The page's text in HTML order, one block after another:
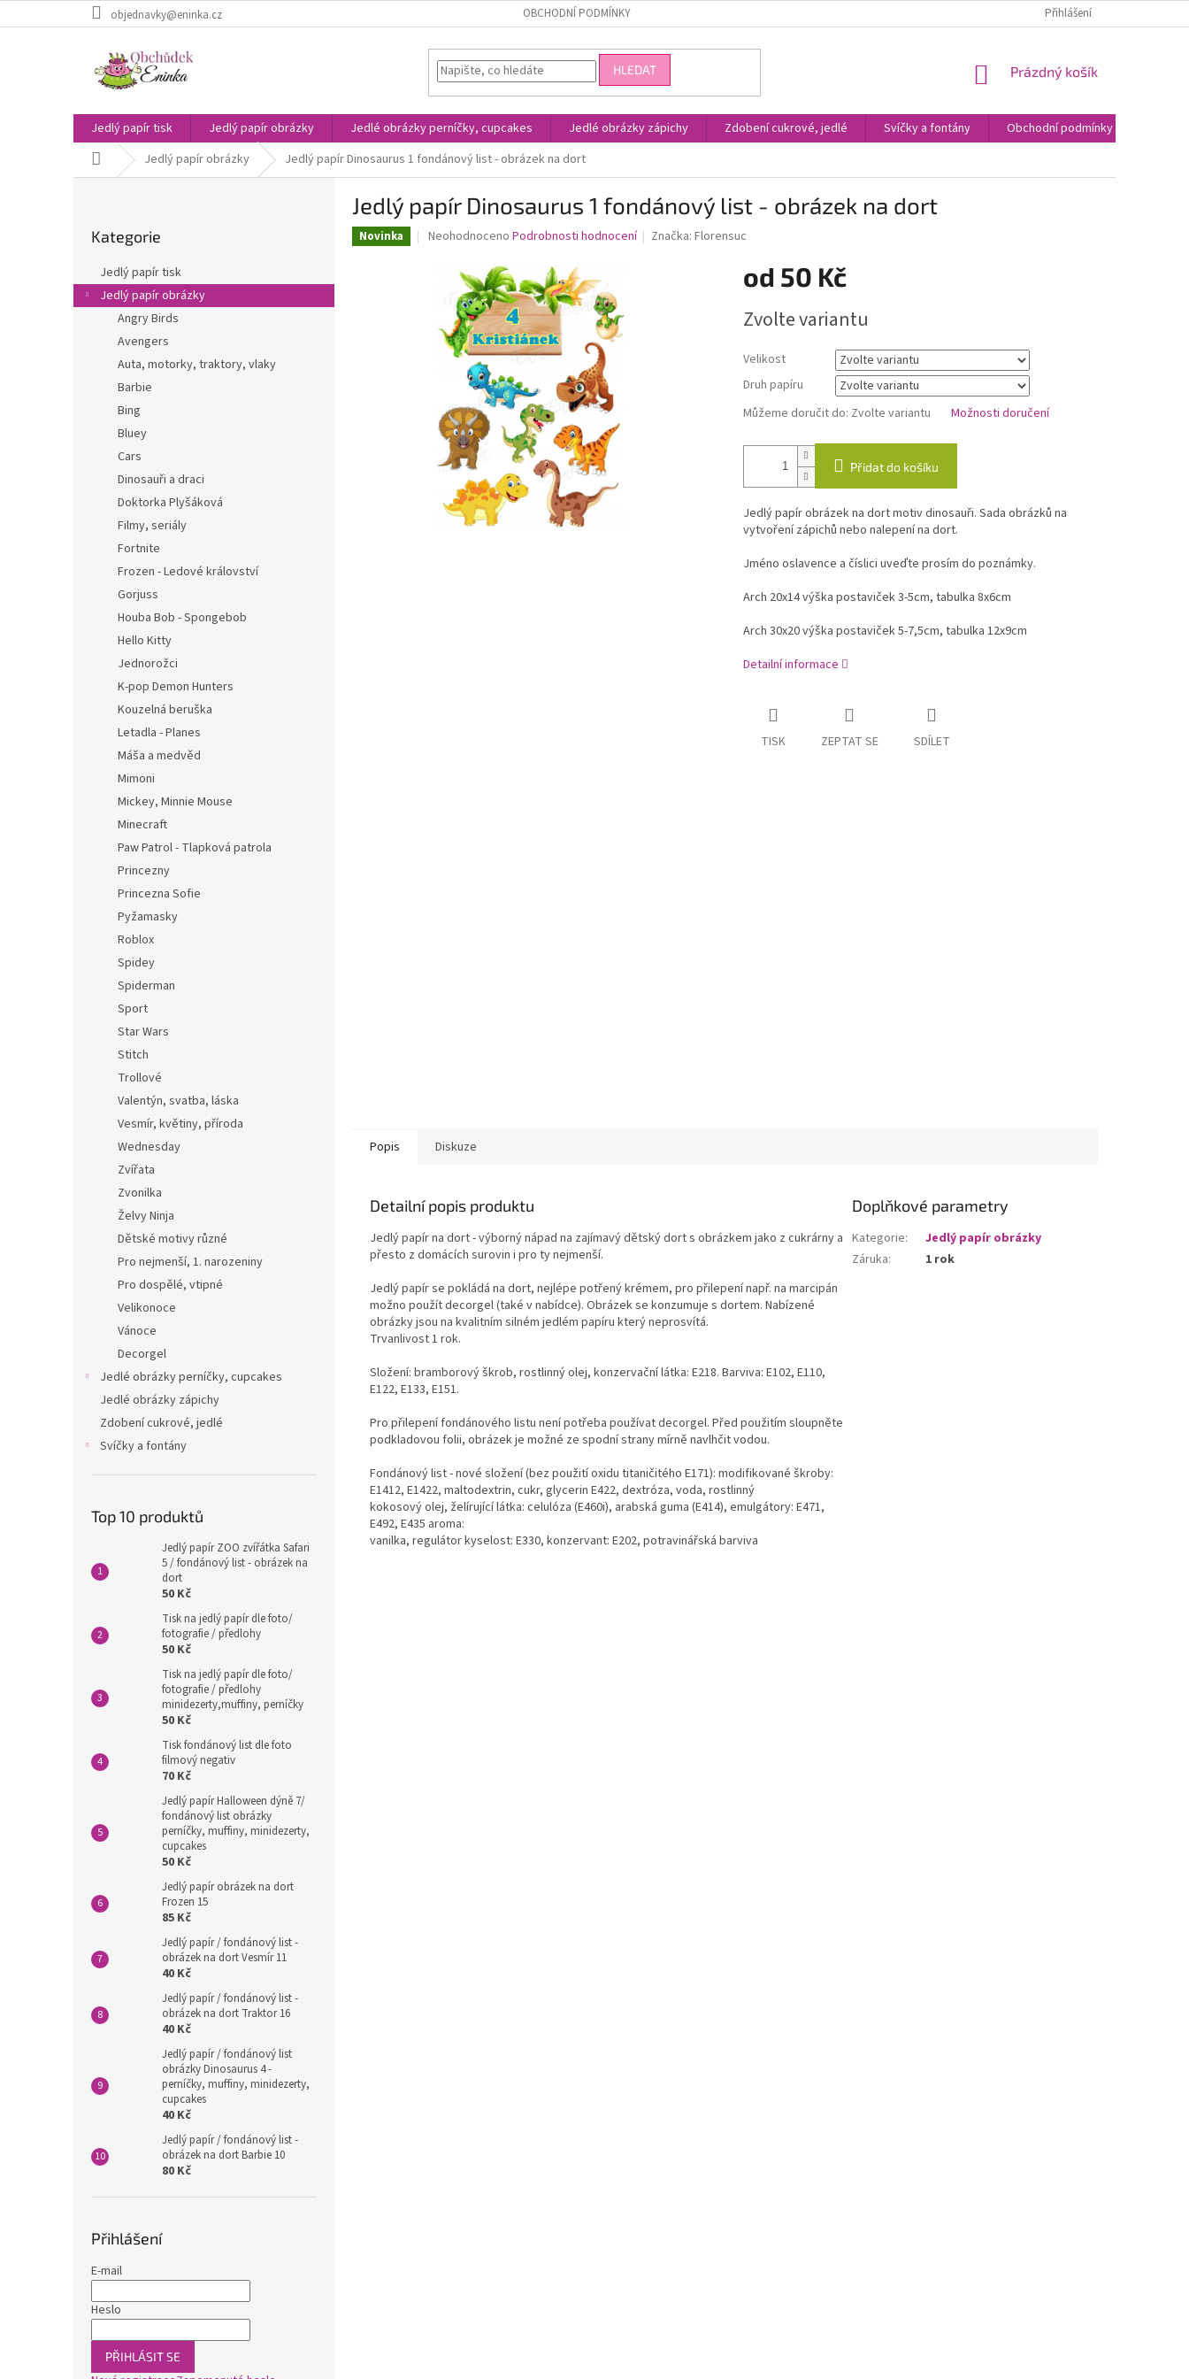
na
objednavky@eninka.cz OBCHODNÍ PODMÍNKY Přihlášení
HLEDAT
NÁKUPNÍ
Prázdný košík
Jedlý papír tisk Jedlý papír obrázky Jedlé obrázky perníčky, cupcakes Jedlé obrázky zápichy Zdobení cukrové, jedlé Svíčky a fontány Obchodní podmínky
Domů Jedlý papír obrázky Jedlý papír Dinosaurus 1 fondánový list - obrázek na dort
a
n
kategorie
Kategorie
Jedlý papír tisk
Jedlý papír obrázky
Angry Birds
Avengers
Auta, motorky, traktory, vlaky
Barbie
Bing
Bluey
Cars
Dinosauři a draci
Doktorka Plyšáková
Filmy, seriály
Fortnite
Frozen - Ledové království
Gorjuss
Houba Bob - Spongebob
Hello Kitty
Jednorožci
K-pop Demon Hunters
Kouzelná beruška
Letadla - Planes
Máša a medvěd
Mimoni
Mickey, Minnie Mouse
Minecraft
Paw Patrol - Tlapková patrola
Princezny
Princezna Sofie
Pyžamasky
Roblox
Spidey
Spiderman
Sport
Star Wars
Stitch
Trollové
Valentýn, svatba, láska
Vesmír, květiny, příroda
Wednesday
Zvířata
Zvonilka
Želvy Ninja
Dětské motivy různé
Pro nejmenší, 1. narozeniny
Pro dospělé, vtipné
Velikonoce
Vánoce
Decorgel
Jedlé obrázky perníčky, cupcakes
Jedlé obrázky zápichy
Zdobení cukrové, jedlé
Svíčky a fontány
Top 10 produktů
Jedlý papír ZOO zvířátka Safari
5 / fondánový list - obrázek na
dort
50 Kč
Tisk na jedlý papír dle foto/
fotografie / předlohy
50 Kč
Tisk na jedlý papír dle foto/
fotografie / předlohy
minidezerty,muffiny, perníčky
50 Kč
Tisk fondánový list dle foto
filmový negativ
70 Kč
Jedlý papír Halloween dýně 7/
fondánový list obrázky
perníčky, muffiny, minidezerty,
cupcakes
50 Kč
Jedlý papír obrázek na dort
Frozen 15
85 Kč
Jedlý papír / fondánový list -
obrázek na dort Vesmír 11
40 Kč
Jedlý papír / fondánový list -
obrázek na dort Traktor 16
40 Kč
Jedlý papír / fondánový list
obrázky Dinosaurus 4 -
perníčky, muffiny, minidezerty,
cupcakes
40 Kč
Jedlý papír / fondánový list -
obrázek na dort Barbie 10
80 Kč
Přihlášení
E-mail
Heslo
PŘIHLÁSIT SE
Jedlý papír Dinosaurus 1 fondánový list - obrázek na dort
Novinka
Průměrné
produktu
hvězdiček.
Neohodnoceno Podrobnosti hodnocení Značka:Florensuc
od 50 Kč
cena:
Zvolte variantu
Velikost
Druh papíru
Můžeme doručit do: Zvolte variantu Možnosti doručení
Přidat do košíku
Jedlý papír obrázek na dort motiv dinosauři. Sada obrázků na
vytvoření zápichů nebo nalepení na dort.
Jméno oslavence a číslici uveďte prosím do poznámky.
Arch 20x14 výška postaviček 3-5cm, tabulka 8x6cm
Arch 30x20 výška postaviček 5-7,5cm, tabulka 12x9cm
Detailní informace
TISK ZEPTAT SE SDÍLET
Popis Diskuze
Detailní popis produktu
Jedlý papír na dort - výborný nápad na zajímavý dětský dort s obrázkem jako z cukrárny a
přesto z domácích surovin i pro ty nejmenší.
Jedlý papír se pokládá na dort, nejlépe potřený krémem, pro přilepení např. na marcipán
možno použít decorgel (také v nabídce). Obrázek se konzumuje s dortem. Nabízené
obrázky jsou na kvalitním silném jedlém papíru který neprosvítá.
Trvanlivost 1 rok.
Složení: bramborový škrob, rostlinný olej, konzervační látka: E218. Barviva: E102, E110,
E122, E133, E151.
Pro přilepení fondánového listu není potřeba používat decorgel. Před použitím sloupněte
podkladovou folii, obrázek je možné ze spodní strany mírně navlhčit vodou.
Fondánový list - nové složení (bez použití oxidu titaničitého E171): modifikované škroby:
E1412, E1422, maltodextrin, cukr, glycerin E422, dextróza, voda, rostlinný
kokosový olej, želírující látka: celulóza (E460i), arabská guma (E414), emulgátory: E471,
E492, E435 aroma:
vanilka, regulátor kyselost: E330, konzervant: E202, potravinářská barviva
Doplňkové parametry
Kategorie:
Jedlý papír obrázky
Záruka: 1 rok